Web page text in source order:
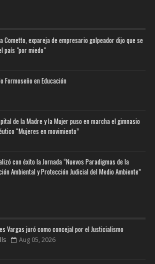
Cometto, expareja de empresario golpeador dijo que se
país "por miedo"
Formoseño en Educación
de la Madre y la Mujer puso en marcha el gimnasio
“Mujeres en movimiento”
con éxito la Jornada “Nuevos Paradigmas de la
Ambiental y Protección Judicial del Medio Ambiente”
Vargas juró como concejal por el Justicialismo
Aug 05, 2026